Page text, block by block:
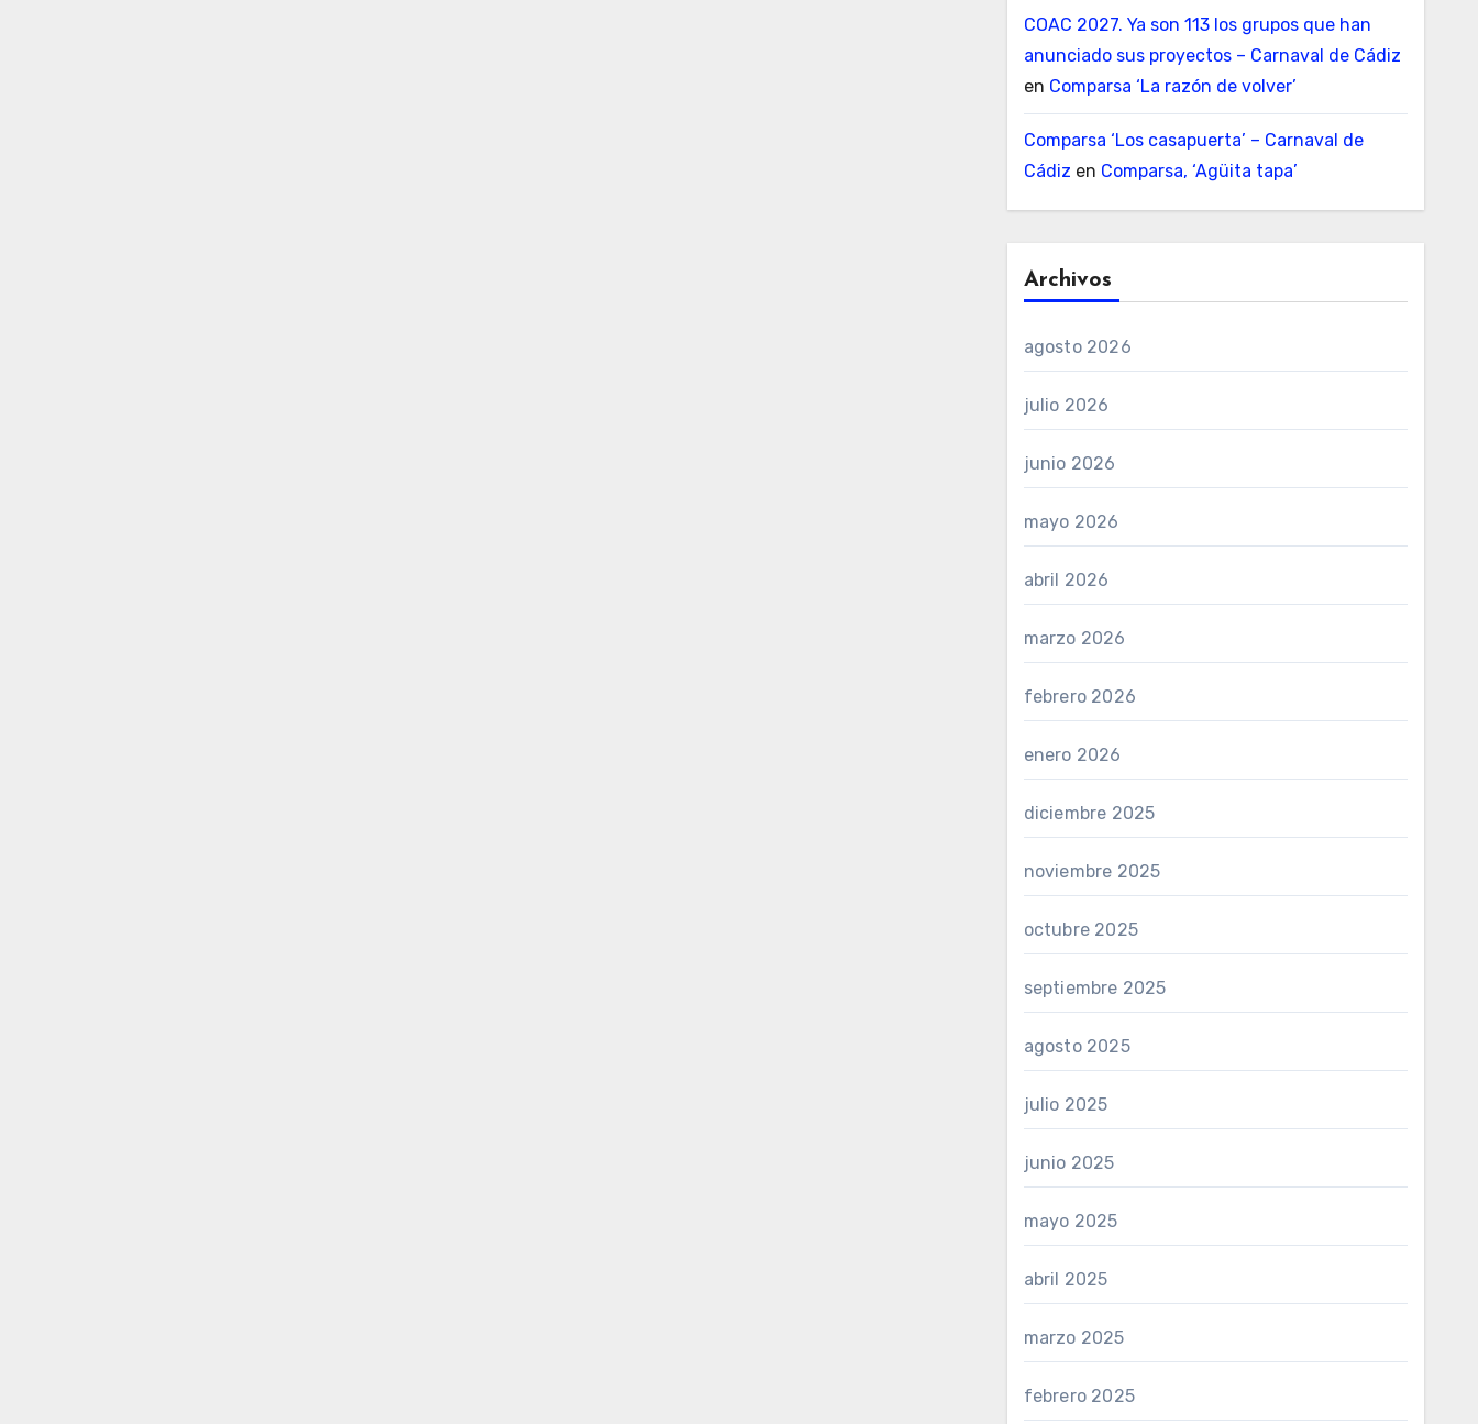
COAC 2027. Ya son 113 los grupos que han
anunciado sus proyectos – Carnaval de Cádiz
en Comparsa ‘La razón de volver’
Comparsa ‘Los casapuerta’ – Carnaval de
Cádiz en Comparsa, ‘Agüita tapa’
Archivos
agosto 2026
julio 2026
junio 2026
mayo 2026
abril 2026
marzo 2026
febrero 2026
enero 2026
diciembre 2025
noviembre 2025
octubre 2025
septiembre 2025
agosto 2025
julio 2025
junio 2025
mayo 2025
abril 2025
marzo 2025
febrero 2025